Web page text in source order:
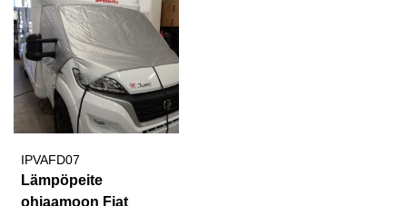
IPVAFD07
Lämpöpeite
ohjaamoon Fiat